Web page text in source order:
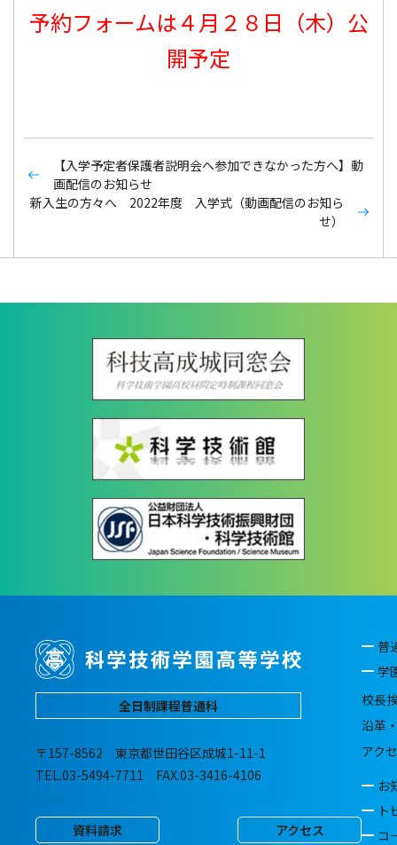
予約フォームは４月２８日（木）公
開予定
【入学予定者保護者説明会へ参加できなかった方へ】動
画配信のお知らせ
新入生の方々へ 2022年度 入学式（動画配信のお知ら
せ）
全日制課程普通科
〒157-8562 東京都世田谷区成城1-11-1
TEL.03-5494-7711 FAX.03-3416-4106
資料請求 アクセス
普
学
校長
沿革
アク
お
ト
コ